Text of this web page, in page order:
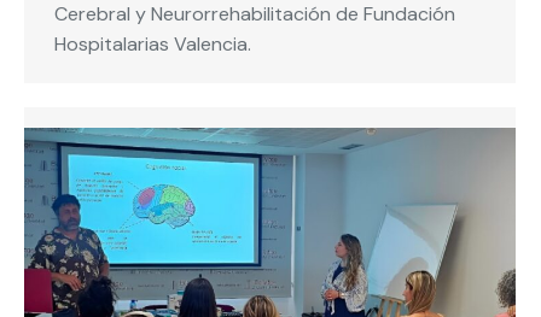
Cerebral y Neurorrehabilitación de Fundación
Hospitalarias Valencia.